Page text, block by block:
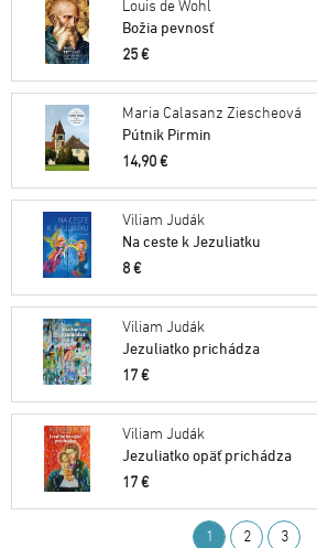
Louis de Wohl
Božia pevnosť
25 €
Maria Calasanz Ziescheová
Pútnik Pirmin
14,90 €
Viliam Judák
Na ceste k Jezuliatku
8 €
Viliam Judák
Jezuliatko prichádza
17 €
Viliam Judák
Jezuliatko opäť prichádza
17 €
1 2 3